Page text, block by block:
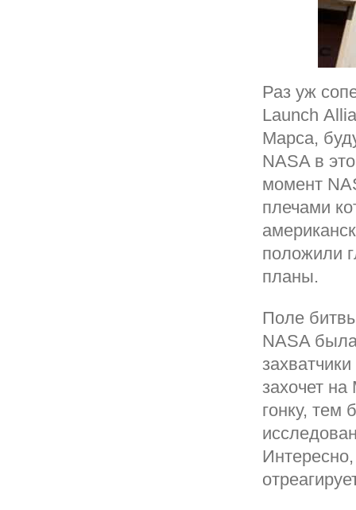
Раз уж
Launch
Марса,
NASA в
момент
плечами
положили
планы.
Поле
NASA
захочет
гонку, тем